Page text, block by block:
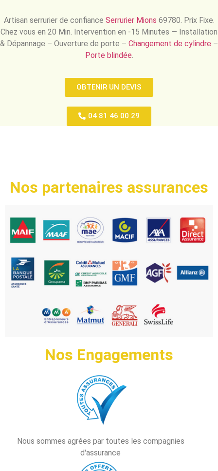
Artisan serrurier de confiance Serrurier Mions 69780. Prix Fixe.
Chez vous en 20 Min. Intervention en -15 Minutes — Installation
& Dépannage – Ouverture de porte – Changement de cylindre –
Porte blindée.
OBTENIR UN DEVIS
04 81 46 00 29
Nos partenaires assurances
Nos Engagements
Nous sommes agrées par toutes les compagnies
d'assurance